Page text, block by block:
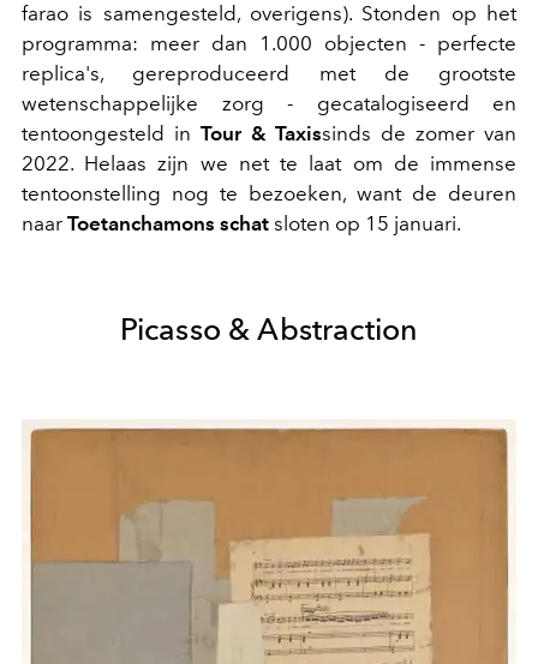
farao is samengesteld, overigens). Stonden op het
programma: meer dan 1.000 objecten - perfecte
replica's, gereproduceerd met de grootste
wetenschappelijke zorg - gecatalogiseerd en
tentoongesteld in Tour & Taxissinds de zomer van
2022. Helaas zijn we net te laat om de immense
tentoonstelling nog te bezoeken, want de deuren
naar Toetanchamons schat sloten op 15 januari.
Picasso & Abstraction